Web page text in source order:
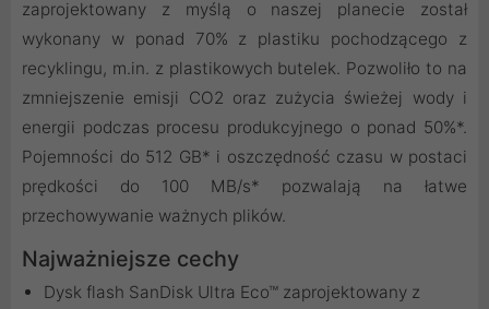
zaprojektowany z myślą o naszej planecie został
wykonany w ponad 70% z plastiku pochodzącego z
recyklingu, m.in. z plastikowych butelek. Pozwoliło to na
zmniejszenie emisji CO2 oraz zużycia świeżej wody i
energii podczas procesu produkcyjnego o ponad 50%*.
Pojemności do 512 GB* i oszczędność czasu w postaci
prędkości do 100 MB/s* pozwalają na łatwe
przechowywanie ważnych plików.
Najważniejsze cechy
Dysk flash SanDisk Ultra Eco™ zaprojektowany z